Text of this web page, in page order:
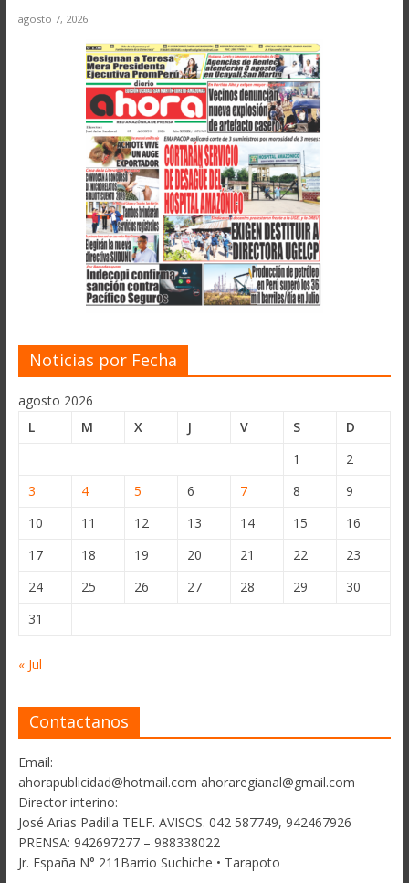
agosto 7, 2026
Noticias por Fecha
agosto 2026
L
M X J V S
D
1
2
3
4 5 6 7 8
9
10
11 12 13 14 15
16
17
18 19 20 21 22
23
24
25 26 27 28 29
30
31
« Jul
Contactanos
Email:
ahorapublicidad@hotmail.com ahoraregianal@gmail.com
Director interino:
José Arias Padilla TELF. AVISOS. 042 587749, 942467926
PRENSA: 942697277 – 988338022
Jr. España N° 211Barrio Suchiche • Tarapoto